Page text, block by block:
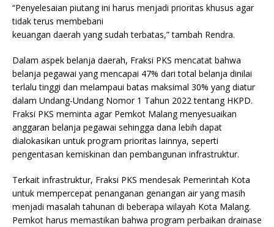
“Penyelesaian piutang ini harus menjadi prioritas khusus agar
tidak terus membebani
keuangan daerah yang sudah terbatas,” tambah Rendra.
Dalam aspek belanja daerah, Fraksi PKS mencatat bahwa
belanja pegawai yang mencapai 47% dari total belanja dinilai
terlalu tinggi dan melampaui batas maksimal 30% yang diatur
dalam Undang-Undang Nomor 1 Tahun 2022 tentang HKPD.
Fraksi PKS meminta agar Pemkot Malang menyesuaikan
anggaran belanja pegawai sehingga dana lebih dapat
dialokasikan untuk program prioritas lainnya, seperti
pengentasan kemiskinan dan pembangunan infrastruktur.
Terkait infrastruktur, Fraksi PKS mendesak Pemerintah Kota
untuk mempercepat penanganan genangan air yang masih
menjadi masalah tahunan di beberapa wilayah Kota Malang.
Pemkot harus memastikan bahwa program perbaikan drainase